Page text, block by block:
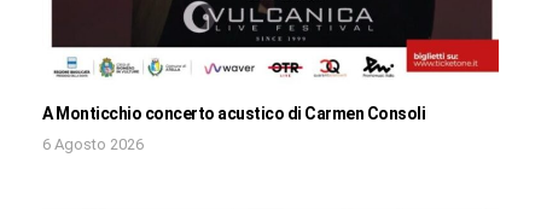
A Monticchio concerto acustico di Carmen Consoli
6 Agosto 2026